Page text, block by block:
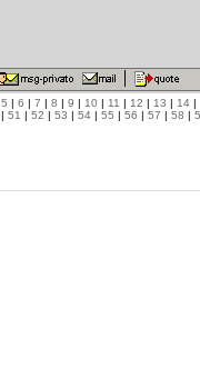
5 | 6 | 7 | 8 | 9 | 10 | 11 | 12 | 13 | 14 |
| 51 | 52 | 53 | 54 | 55 | 56 | 57 | 58 |